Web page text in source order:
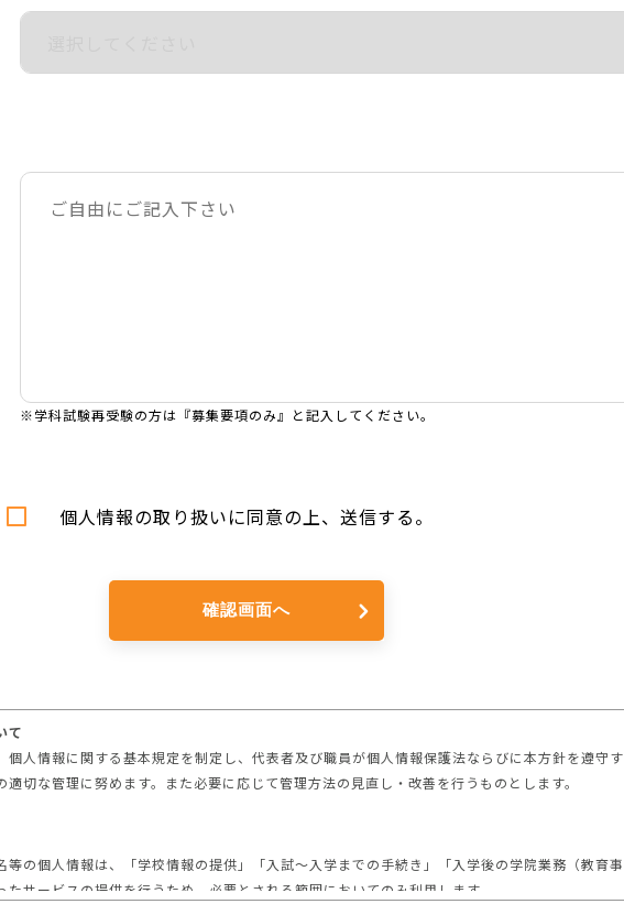
※学科試験再受験の方は『募集要項のみ』と記入してください。
個人情報の取り扱いに同意の上、送信する。
て
個人情報に関する基本規定を制定し、代表者及び職員が個人情報保護法ならびに本方針を遵守す
切な管理に努めます。また必要に応じて管理方法の見直し・改善を行うものとします。
等の個人情報は、「学校情報の提供」「入試～入学までの手続き」「入学後の学院業務（教育事
サービスの提供を行うため、必要とされる範囲においてのみ利用します。